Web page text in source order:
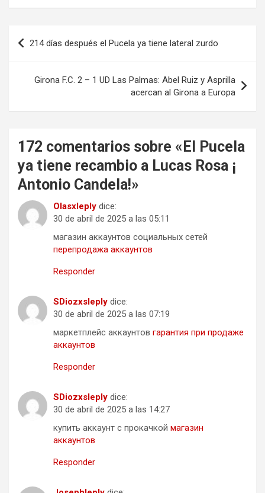
Navegación
de
entradas
214 días después el Pucela ya tiene lateral zurdo
Girona F.C. 2 – 1 UD Las Palmas: Abel Ruiz y Asprilla
acercan al Girona a Europa
172 comentarios sobre « El Pucela
ya tiene recambio a Lucas Rosa ¡
Antonio Candela!»
Olasxleply dice:
30 de abril de 2025 a las 05:11
магазин аккаунтов социальных сетей
перепродажа аккаунтов
Responder
SDiozxsleply dice:
30 de abril de 2025 a las 07:19
маркетплейс аккаунтов гарантия при продаже
аккаунтов
Responder
SDiozxsleply dice:
30 de abril de 2025 a las 14:27
купить аккаунт с прокачкой магазин
аккаунтов
Responder